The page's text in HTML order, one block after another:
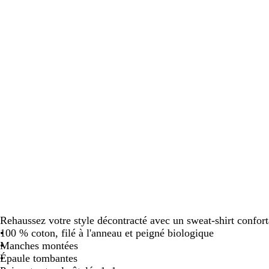
Rehaussez votre style décontracté avec un sweat-shirt
100 % coton, filé à l'anneau et peigné biologique
Manches montées
Épaule tombantes